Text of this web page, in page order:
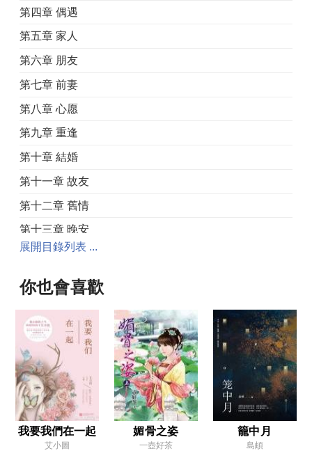
第四章 偶遇
第五章 家人
第六章 朋友
第七章 前妻
第八章 心愿
第九章 重逢
第十章 結婚
第十一章 故友
第十二章 舊情
第十三章 晚安
第十四章 照片
第十五章 目光
第十七章 都是
第十八章 誤會
第十九章 午餐
第二十章 前夫
第二十一章 婚宴
第二十二章 家宴
展開目錄列表 ...
你也會喜歡
我要我們在一起
艾小圖
媚骨之姿
一壺好茶
籠中月
島頔